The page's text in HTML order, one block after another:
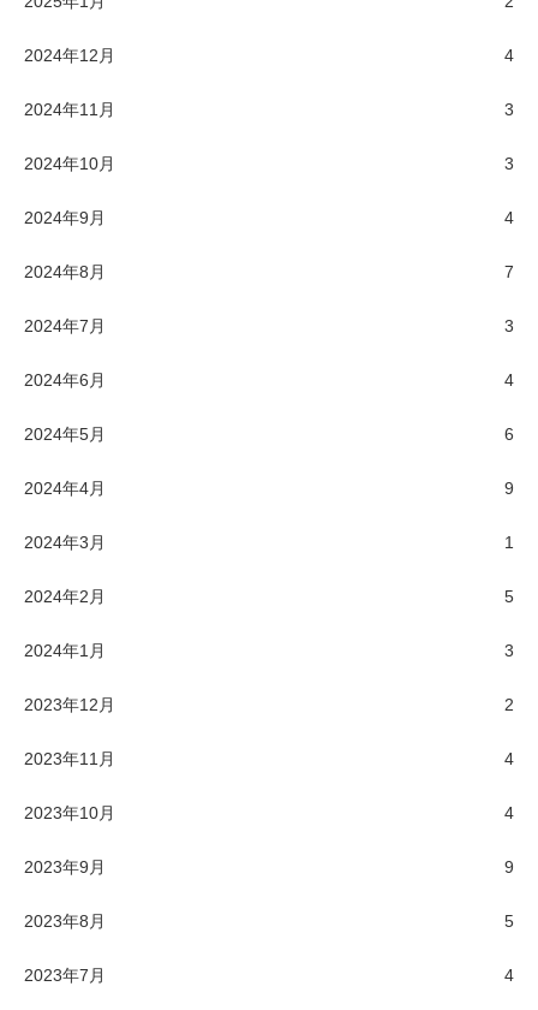
2024年12月 4
2024年11月 3
2024年10月 3
2024年9月 4
2024年8月 7
2024年7月 3
2024年6月 4
2024年5月 6
2024年4月 9
2024年3月 1
2024年2月 5
2024年1月 3
2023年12月 2
2023年11月 4
2023年10月 4
2023年9月 9
2023年8月 5
2023年7月 4